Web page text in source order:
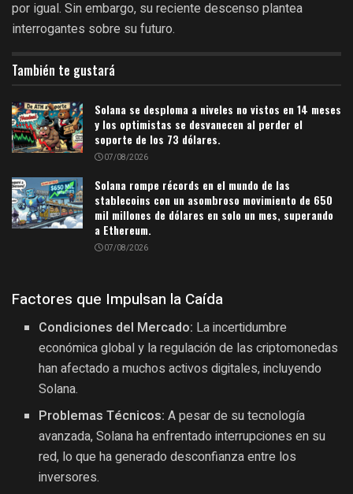
por igual. Sin embargo, su reciente descenso plantea
interrogantes sobre su futuro.
También te gustará
Solana se desploma a niveles no vistos en 14 meses
y los optimistas se desvanecen al perder el
soporte de los 73 dólares.
07/08/2026
Solana rompe récords en el mundo de las
stablecoins con un asombroso movimiento de 650
mil millones de dólares en solo un mes, superando
a Ethereum.
07/08/2026
Factores que Impulsan la Caída
Condiciones del Mercado: La incertidumbre
económica global y la regulación de las criptomonedas
han afectado a muchos activos digitales, incluyendo
Solana.
Problemas Técnicos: A pesar de su tecnología
avanzada, Solana ha enfrentado interrupciones en su
red, lo que ha generado desconfianza entre los
inversores.